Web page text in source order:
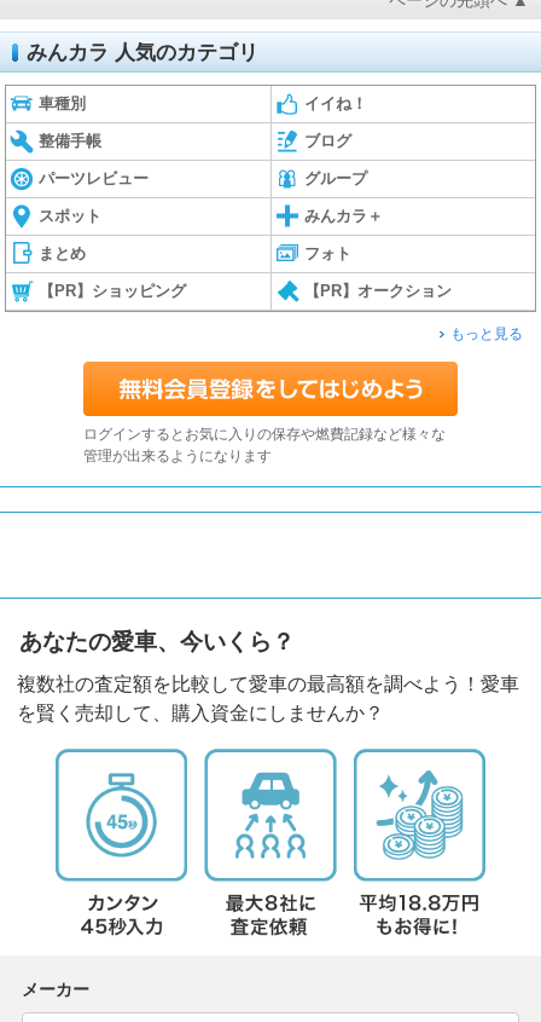
みんカラ 人気のカテゴリ
車種別 イイね！
整備手帳 ブログ
パーツレビュー グループ
スポット みんカラ＋
まとめ フォト
【PR】ショッピング 【PR】オークション
もっと見る
ログインするとお気に入りの保存や燃費記録など様々な
管理が出来るようになります
あなたの愛車、今いくら？
複数社の査定額を比較して愛車の最高額を調べよう！愛車
を賢く売却して、購入資金にしませんか？
メーカー